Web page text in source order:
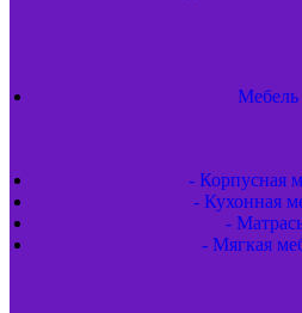
Мебель
- Корпусная
- Кухонная
-
- Мягкая